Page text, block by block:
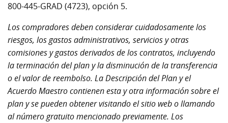
800-445-GRAD (4723), opción 5.
Los compradores deben considerar cuidadosamente los
riesgos, los gastos administrativos, servicios y otras
comisiones y gastos derivados de los contratos, incluyendo
la terminación del plan y la disminución de la transferencia
o el valor de reembolso. La Descripción del Plan y el
Acuerdo Maestro contienen esta y otra información sobre el
plan y se pueden obtener visitando el sitio web o llamando
al número gratuito mencionado previamente. Los